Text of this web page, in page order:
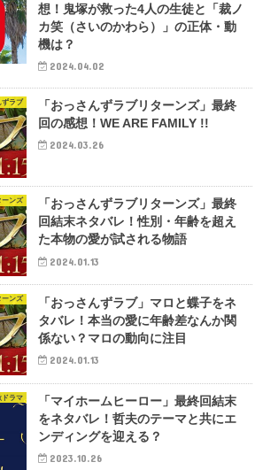
想！鬼塚が救った4人の生徒と「裁ノ
カ笑（さいのかわら）」の正体・動
機は？
2024.04.02
ずラブ
「おっさんずラブリターンズ」最終
回の感想！WE ARE FAMILY !!
2024.03.26
ーンズ
「おっさんずラブリターンズ」最終
回結末ネタバレ！性別・年齢を超え
た本物の愛が試される物語
2024.01.13
ーンズ
「おっさんずラブ」マロと蝶子をネ
タバレ！本当の愛に年齢差なんか関
係ない？マロの動向に注目
2024.01.13
ドラマ
「マイホームヒーロー」最終回結末
をネタバレ！哲夫のテーマと共にエ
ンディングを迎える？
2023.10.26